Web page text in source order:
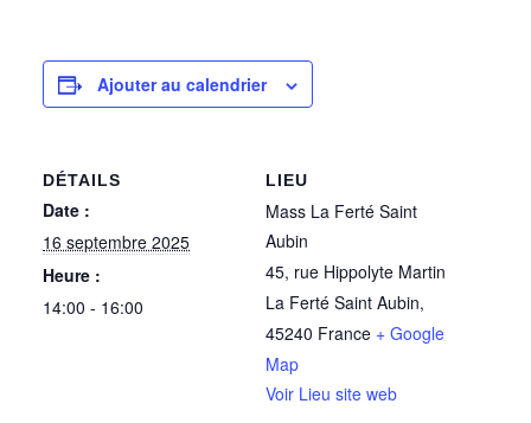
Ajouter au calendrier
DÉTAILS
Date :
16 septembre 2025
Heure :
14:00 - 16:00
LIEU
Mass La Ferté Saint
Aubin
45, rue Hippolyte Martin
La Ferté Saint Aubin,
45240 France + Google
Map
Voir Lieu site web